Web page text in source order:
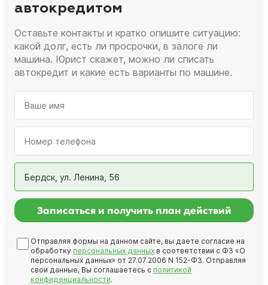
автокредитом
Оставьте контакты и кратко опишите ситуацию:
какой долг, есть ли просрочки, в залоге ли
машина. Юрист скажет, можно ли списать
автокредит и какие есть варианты по машине.
Бердск, ул. Ленина, 56
Записаться и получить план действий
Отправляя формы на данном сайте, вы даете согласие на
обработку персональных данных в соответствии с ФЗ «О
персональных данных» от 27.07.2006 N 152-ФЗ. Отправляя
свои данные, Вы соглашаетесь с политикой
конфиденциальности.